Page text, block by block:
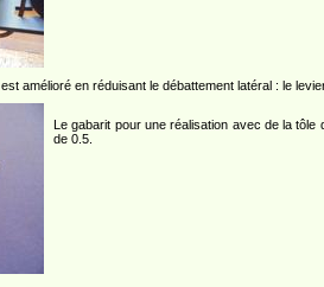
est amélioré en réduisant le débattement latéral : le
Le gabarit pour une réalisation avec de la tôle
de 0.5.